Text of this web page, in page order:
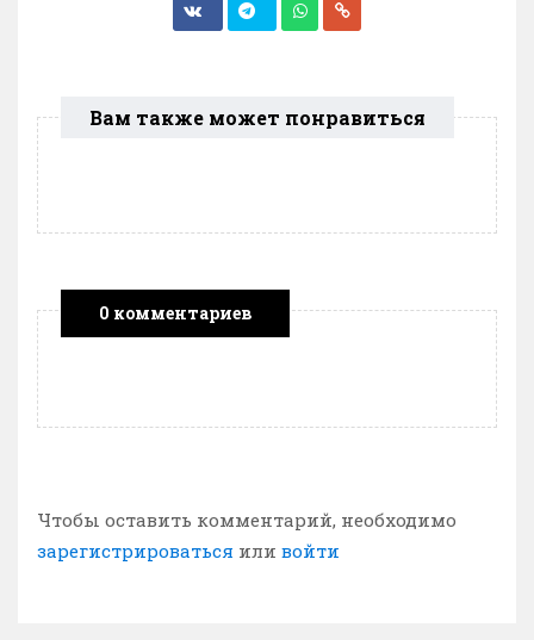
Вам также может понравиться
0 комментариев
Чтобы оставить комментарий, необходимо
зарегистрироваться или войти